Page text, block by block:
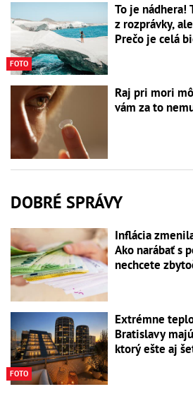
FOTO
To je nádhera!
z rozprávky,
Prečo je celá
Raj pri mori
vám za to
DOBRÉ SPRÁVY
Inflácia
Ako narábať s
nechcete
FOTO
Extrémne
Bratislavy
ktorý ešte aj